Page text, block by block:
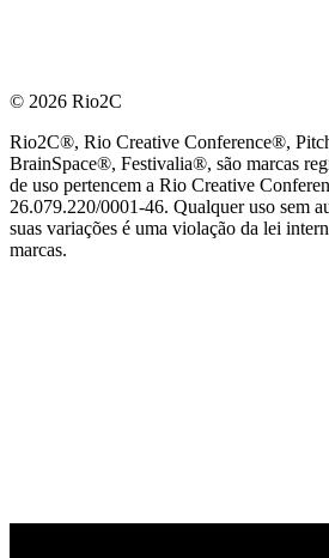
© 2026 Rio2C
Rio2C®, Rio Creative Conference®,
BrainSpace®, Festivalia®, são marcas
de uso pertencem a Rio Creative
26.079.220/0001-46. Qualquer uso sem
suas variações é uma violação da lei
marcas.